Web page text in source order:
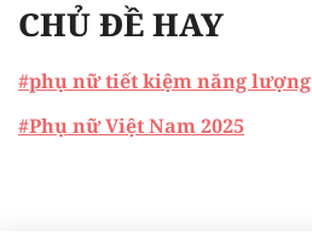
CHỦ ĐỀ HAY
#phụ nữ tiết kiệm năng lượng
#Phụ nữ Việt Nam 2025